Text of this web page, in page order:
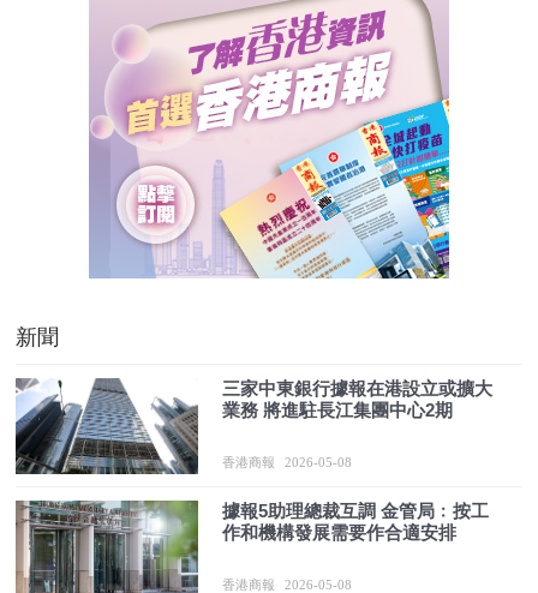
新聞
三家中東銀行據報在港設立或擴大
業務 將進駐長江集團中心2期
香港商報 2026-05-08
據報5助理總裁互調 金管局﹕按工
作和機構發展需要作合適安排
香港商報 2026-05-08